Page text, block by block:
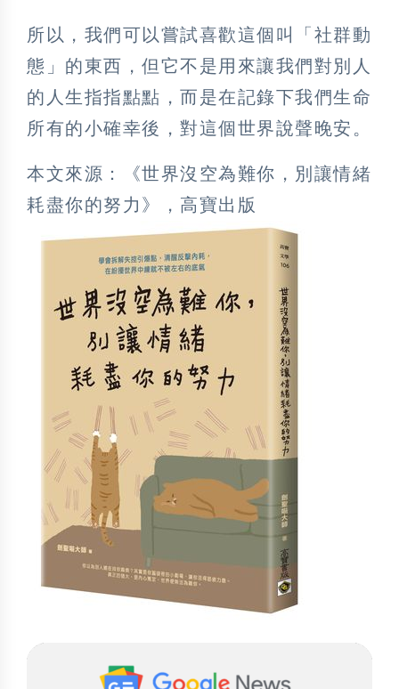
所以，我們可以嘗試喜歡這個叫「社群動
態」的東西，但它不是用來讓我們對別人
的人生指指點點，而是在記錄下我們生命
所有的小確幸後，對這個世界說聲晚安。
本文來源：《世界沒空為難你，別讓情緒
耗盡你的努力》，高寶出版